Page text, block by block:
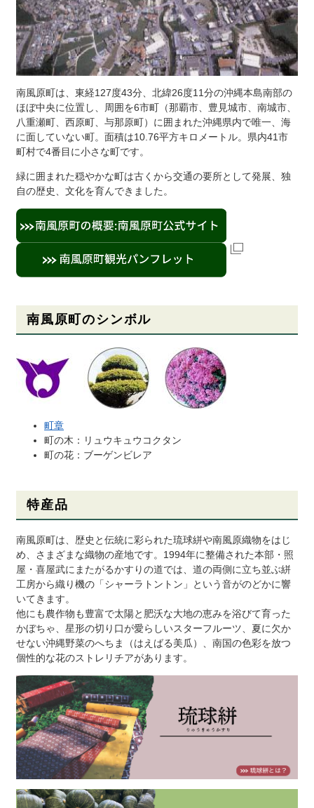
南風原町は、東経127度43分、北緯26度11分の沖縄本島南部の
ほぼ中央に位置し、周囲を6市町（那覇市、豊見城市、南城市、
八重瀬町、西原町、与那原町）に囲まれた沖縄県内で唯一、海
に面していない町。面積は10.76平方キロメートル。県内41市
町村で4番目に小さな町です。
緑に囲まれた穏やかな町は古くから交通の要所として発展、独
自の歴史、文化を育んできました。
南風原町のシンボル
町章
町の木：リュウキュウコクタン
町の花：ブーゲンビレア
特産品
南風原町は、歴史と伝統に彩られた琉球絣や南風原織物をはじ
め、さまざまな織物の産地です。1994年に整備された本部・照
屋・喜屋武にまたがるかすりの道では、道の両側に立ち並ぶ絣
工房から織り機の「シャーラトントン」という音がのどかに響
いてきます。
他にも農作物も豊富で太陽と肥沃な大地の恵みを浴びて育った
かぼちゃ、星形の切り口が愛らしいスターフルーツ、夏に欠か
せない沖縄野菜のへちま（はえばる美瓜）、南国の色彩を放つ
個性的な花のストレリチアがあります。